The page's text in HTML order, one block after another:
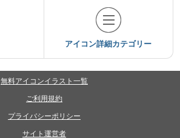
アイコン詳細カテゴリー
無料アイコンイラスト一覧
ご利用規約
プライバシーポリシー
サイト運営者